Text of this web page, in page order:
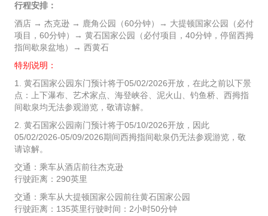
行程安排：
酒店 → 杰克逊 → 鹿角公园（60分钟）→ 大提顿国家公园（必付
项目，60分钟）→ 黄石国家公园（必付项目，40分钟，停留西拇
指间歇泉盆地）→ 西黄石
特别说明：
1. 黄石国家公园东门预计将于05/02/2026开放，在此之前以下景
点：上下瀑布、艺术家点、海登峡谷、泥火山、钓鱼桥、西拇指
间歇泉均无法参观游览，敬请谅解。
2. 黄石国家公园南门预计将于05/10/2026开放，因此
05/02/2026-05/09/2026期间西拇指间歇泉仍无法参观游览，敬
请谅解。
交通：乘车从酒店前往杰克逊
行驶距离：290英里
交通：乘车从大提顿国家公园前往黄石国家公园
行驶距离：135英里行驶时间：2小时50分钟